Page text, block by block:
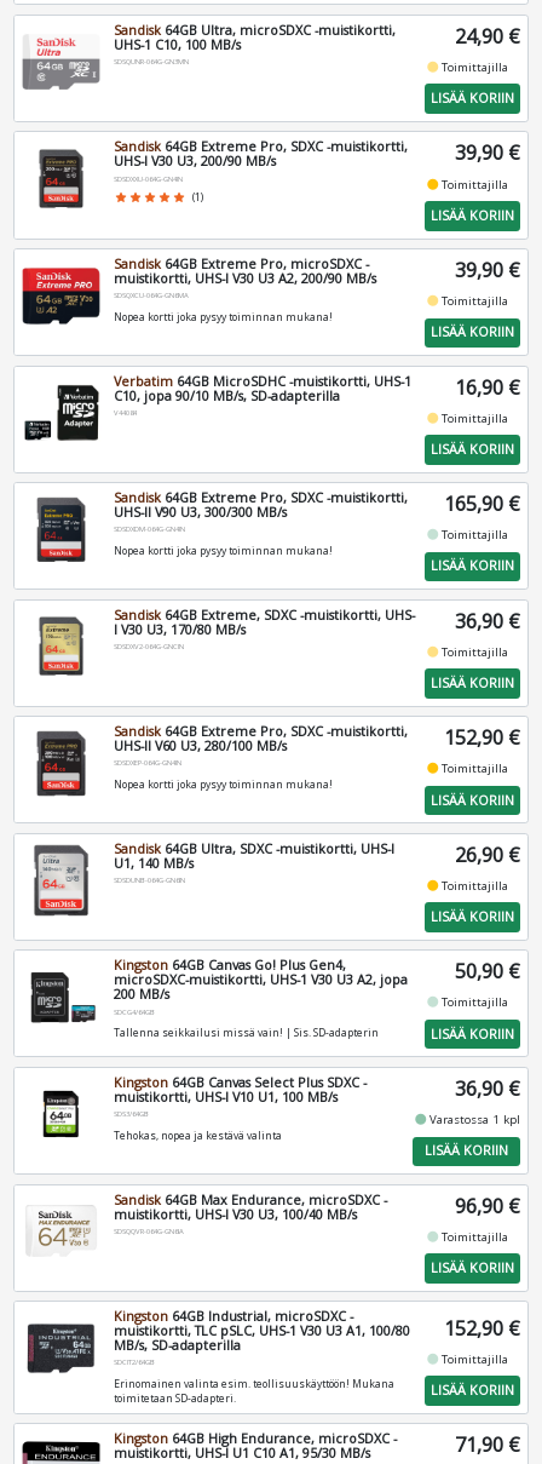
Sandisk64GB Ultra, microSDXC -muistikortti,
UHS-1 C10, 100 MB/s
SDSQUNR-064G-GN3MN
24,90 €
fiber_manual_recordToimittajilla
LISÄÄ KORIIN
Sandisk64GB Extreme Pro, SDXC -muistikortti,
UHS-I V30 U3, 200/90 MB/s
SDSDXXU-064G-GN4IN
star star star star star (1)
39,90 €
fiber_manual_recordToimittajilla
LISÄÄ KORIIN
Sandisk64GB Extreme Pro, microSDXC -
muistikortti, UHS-I V30 U3 A2, 200/90 MB/s
SDSQXCU-064G-GN6MA
Nopea kortti joka pysyy toiminnan mukana!
39,90 €
fiber_manual_recordToimittajilla
LISÄÄ KORIIN
Verbatim 64GB MicroSDHC -muistikortti, UHS-1
C10, jopa 90/10 MB/s, SD-adapterilla
V44084
16,90 €
fiber_manual_recordToimittajilla
LISÄÄ KORIIN
Sandisk64GB Extreme Pro, SDXC -muistikortti,
UHS-II V90 U3, 300/300 MB/s
SDSDXDM-064G-GN4IN
Nopea kortti joka pysyy toiminnan mukana!
165,90 €
fiber_manual_recordToimittajilla
LISÄÄ KORIIN
Sandisk 64GB Extreme, SDXC -muistikortti, UHS-
I V30 U3, 170/80 MB/s
SDSDXV2-064G-GNCIN
36,90 €
fiber_manual_recordToimittajilla
LISÄÄ KORIIN
Sandisk64GB Extreme Pro, SDXC -muistikortti,
UHS-II V60 U3, 280/100 MB/s
SDSDXEP-064G-GN4IN
Nopea kortti joka pysyy toiminnan mukana!
152,90 €
fiber_manual_recordToimittajilla
LISÄÄ KORIIN
Sandisk64GB Ultra, SDXC -muistikortti, UHS-I
U1, 140 MB/s
SDSDUNB-064G-GN6IN
26,90 €
fiber_manual_recordToimittajilla
LISÄÄ KORIIN
Kingston 64GB Canvas Go! Plus Gen4,
microSDXC-muistikortti, UHS-1 V30 U3 A2, jopa
200 MB/s
SDCG4/64GB
Tallenna seikkailusi missä vain! | Sis. SD-adapterin
50,90 €
fiber_manual_recordToimittajilla
LISÄÄ KORIIN
Kingston 64GB Canvas Select Plus SDXC -
muistikortti, UHS-I V10 U1, 100 MB/s
SDS3/64GB
Tehokas, nopea ja kestävä valinta
36,90 €
fiber_manual_recordVarastossa 1 kpl
LISÄÄ KORIIN
Sandisk 64GB Max Endurance, microSDXC -
muistikortti, UHS-I V30 U3, 100/40 MB/s
SDSQQVR-064G-GN6IA
96,90 €
fiber_manual_recordToimittajilla
LISÄÄ KORIIN
Kingston 64GB Industrial, microSDXC -
muistikortti, TLC pSLC, UHS-1 V30 U3 A1, 100/80
MB/s, SD-adapterilla
SDCIT2/64GB
Erinomainen valinta esim. teollisuuskäyttöön! Mukana
toimitetaan SD-adapteri.
152,90 €
fiber_manual_recordToimittajilla
LISÄÄ KORIIN
Kingston 64GB High Endurance, microSDXC -
muistikortti, UHS-I U1 C10 A1, 95/30 MB/s
71,90 €